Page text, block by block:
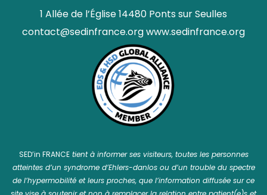
1 Allée de l’Église 14480 Ponts sur Seulles
contact@sedinfrance.orgwww.sedinfrance.org
SED’in FRANCEtient à informer ses visiteurs, toutes les personnes
atteintes d’un syndrome d’Ehlers-danlos ou d’un trouble du spectre
de l’hypermobilité et leurs proches, que l’information diffusée sur ce